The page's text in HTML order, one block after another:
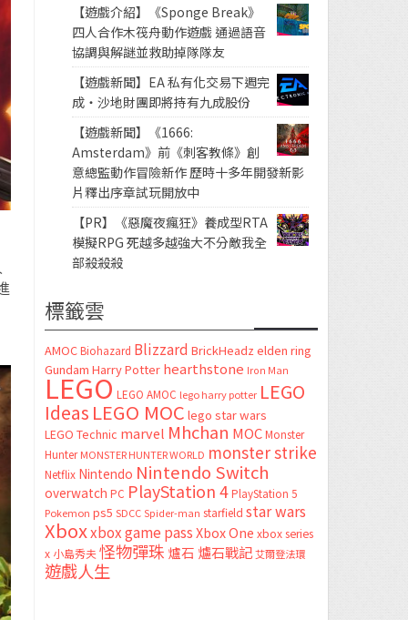
【遊戲介紹】《Sponge Break》
四人合作木筏舟動作遊戲 通過語音
協調與解謎並救助掉隊隊友
【遊戲新聞】EA 私有化交易下週完
成・沙地財團即將持有九成股份
【遊戲新聞】《1666:
Amsterdam》前《刺客教條》創
意總監動作冒險新作 歷時十多年開發新影
片釋出序章試玩開放中
【PR】《惡魔夜瘋狂》養成型RTA
模擬RPG 死越多越強大不分敵我全
部殺殺殺
標籤雲
AMOC Biohazard Blizzard BrickHeadz elden ring
Gundam Harry Potter hearthstone Iron Man
LEGO LEGO AMOC lego harry potter LEGO
Ideas LEGO MOC lego star wars
LEGO Technic marvel Mhchan MOC Monster
Hunter MONSTER HUNTER WORLD monster strike
Netflix Nintendo Nintendo Switch
overwatch PC PlayStation 4 PlayStation 5
Pokemon ps5 SDCC Spider-man starfield star wars
Xboxxbox game passXbox One xbox series
x 小島秀夫怪物彈珠 爐石 爐石戰記艾爾登法環
遊戲人生